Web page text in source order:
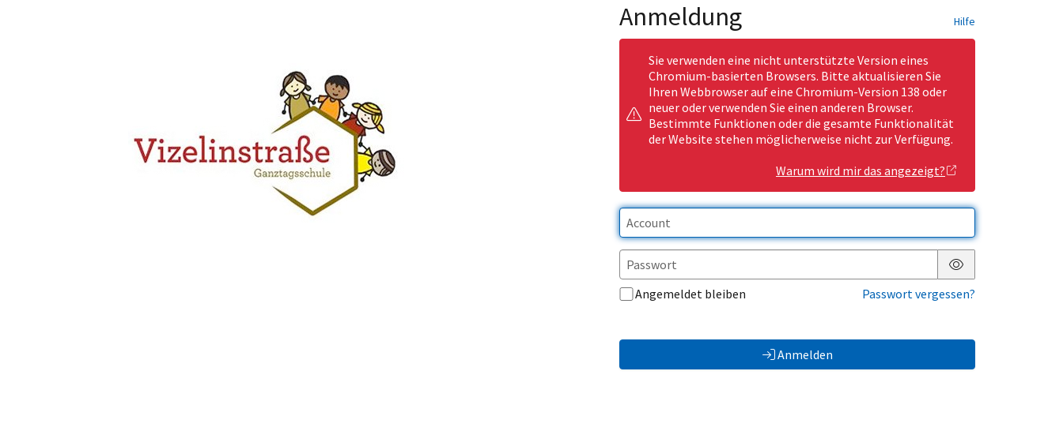
Anmeldung Hilfe
Sie verwenden eine nicht unterstützte Version eines
Chromium-basierten Browsers. Bitte aktualisieren Sie
Ihren Webbrowser auf eine Chromium-Version 138 oder
neuer oder verwenden Sie einen anderen Browser.
Bestimmte Funktionen oder die gesamte Funktionalität
der Website stehen möglicherweise nicht zur Verfügung.
Warum wird mir das angezeigt?
Passwort anzeigen
Angemeldet bleiben
Passwort vergessen?
Anmelden